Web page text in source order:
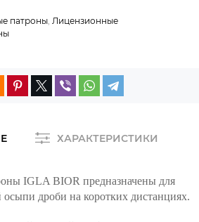
патроны Лицензионные
ХАРАКТЕРИСТИКИ
IGLA BIOR предназначены для
осыпи дроби на коротких дистанциях.